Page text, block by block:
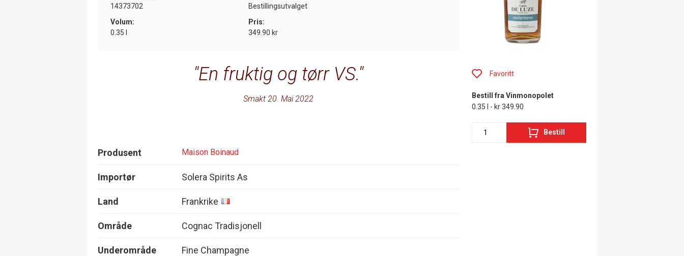
14373702
Bestillingsutvalget
Volum:
0.35 l
Pris:
349.90 kr
En fruktig og tørr VS.
Smakt 20. Mai 2022
Produsent Maison Boinaud
Importør Solera Spirits As
Land Frankrike
Område Cognac Tradisjonell
Underområde Fine Champagne
Favoritt
Bestill fra Vinmonopolet
0.35 l - kr 349.90
Bestill